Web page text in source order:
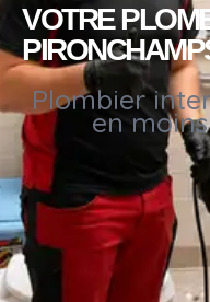
VOTRE
Plombier
en